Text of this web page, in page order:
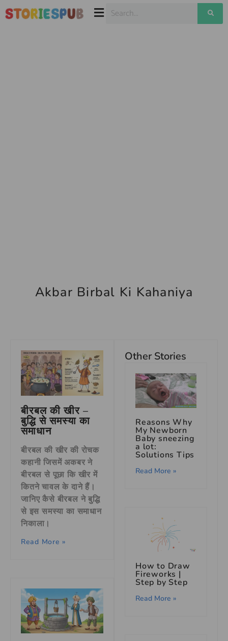
Akbar Birbal Ki Kahaniya
बीरबल की खीर –
बुद्धि से समस्या का
समाधान
बीरबल की खीर की रोचक
कहानी जिसमें अकबर ने
बीरबल से पूछा कि खीर में
कितने चावल के दाने हैं।
जानिए कैसे बीरबल ने बुद्धि
से इस समस्या का समाधान
निकाला।
Read More »
Other Stories
Reasons Why
My Newborn
Baby sneezing
a lot:
Solutions Tips
Read More »
How to Draw
Fireworks |
Step by Step
Read More »